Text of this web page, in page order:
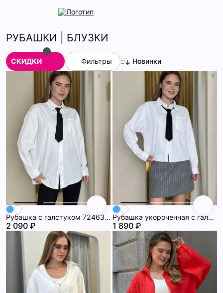
РУБАШКИ | БЛУЗКИ
СКИДКИ Фильтры Новинки
Рубашка с галстуком 72463312\25
2 090 ₽
Рубашка укороченная с галстуком 72463309\25
1 890 ₽